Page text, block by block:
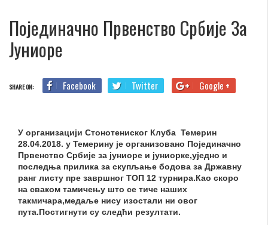
Појединачно Првенство Србије За
Јуниоре
SHARE ON: Facebook Twitter Google +
У организацији Стонотениског Клуба Темерин
28.04.2018. у Темерину је организовано Појединачно
Првенство Србије за јуниоре и јуниорке,уједно и
последња прилика за скупљање бодова за Државну
ранг листу пре завршног ТОП 12 турнира.Као скоро
на сваком тамичењу што се тиче наших
такмичара,медаље нису изостали ни овог
пута.Постигнути су следћи резултати.